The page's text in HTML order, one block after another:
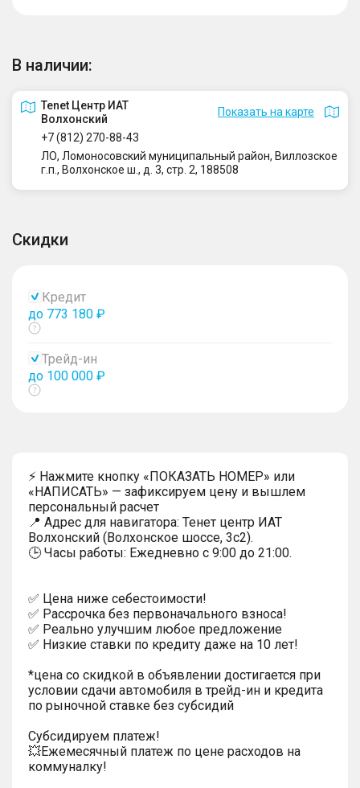
В наличии:
Tenet Центр ИАТ
Волхонский
Показать на карте
+7 (812) 270-88-43
ЛО, Ломоносовский муниципальный район, Виллозское
г.п., Волхонское ш., д. 3, стр. 2, 188508
Скидки
Кредит
до 773 180 ₽
Показать
Трейд-ин
до 100 000 ₽
Показать
⚡ Нажмите кнопку «ПОКАЗАТЬ НОМЕР» или
«НАПИСАТЬ» — зафиксируем цену и вышлем
персональный расчет
📍 Адрес для навигатора: Тенет центр ИАТ
Волхонский (Волхонское шоссе, 3с2).
🕒 Часы работы: Ежедневно с 9:00 до 21:00.
✅ Цена ниже себестоимости!
✅ Рассрочка без первоначального взноса!
✅ Реально улучшим любое предложение
✅ Низкие ставки по кредиту даже на 10 лет!
*цена со скидкой в объявлении достигается при
условии сдачи автомобиля в трейд-ин и кредита
по рыночной ставке без субсидий
Субсидируем платеж!
💥Ежемесячный платеж по цене расходов на
коммуналку!